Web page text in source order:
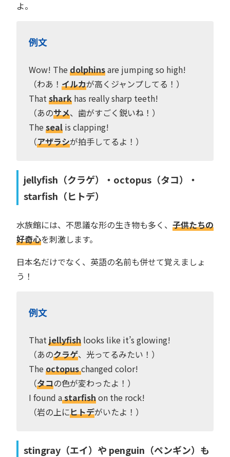
よ。
例文
Wow! Thedolphinsare jumping so high!
（わあ！ イルカが高くジャンプしてる！）
Thatshark has really sharp teeth!
（あのサメ、歯がすごく鋭いね！）
Theseal is clapping!
（アザラシが拍手してるよ！）
jellyfish（クラゲ）・octopus（タコ）・
starfish（ヒトデ）
水族館には、不思議な形の生き物も多く、 子供たちの
好奇心を刺激します。
日本名だけでなく、英語の名前も併せて覚えましょ
う！
例文
Thatjellyfish looks like it’s glowing!
（あのクラゲ、光ってるみたい！）
Theoctopuschanged color!
（タコの色が変わったよ！）
I found astarfishon the rock!
（岩の上にヒトデがいたよ！）
stingray（エイ）や penguin（ペンギン）も